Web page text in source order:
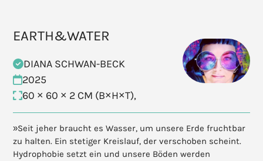
EARTH&WATER
DIANA SCHWAN-BECK
2025
60 × 60 × 2 CM (B×H×T),
»Seit jeher braucht es Wasser, um unsere Erde fruchtbar
zu halten. Ein stetiger Kreislauf, der verschoben scheint.
Hydrophobie setzt ein und unsere Böden werden